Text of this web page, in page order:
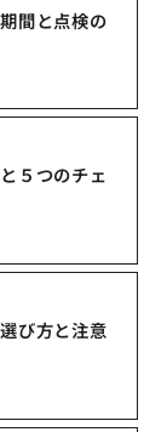
間と点検の
５つのチェ
び方と注意